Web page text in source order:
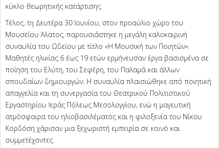
κύκλο θεωρητικής κατάρτισης.
Τέλος, τη Δευτέρα 30 Ιουνίου, στον προαύλιο χώρο του
Μουσείου Άλατος, παρουσιάστηκε η μεγάλη καλοκαιρινή
συναυλία του Ωδείου με τίτλο «Η Μουσική των Ποιητών».
Μαθητές ηλικίας 6 έως 19 ετών ερμήνευσαν έργα βασισμένα σε
ποίηση του Ελύτη, του Σεφέρη, του Παλαμά και άλλων
σπουδαίων δημιουργών. Η συναυλία πλαισιώθηκε από ποιητική
απαγγελία και τη συνεργασία του Θεατρικού Πολιτιστικού
Εργαστηρίου Ιεράς Πόλεως Μεσολογγίου, ενώ η μαγευτική
ατμόσφαιρα του ηλιοβασιλέματος και η φιλοξενία του Νίκου
Κορδόση χάρισαν μια ξεχωριστή εμπειρία σε κοινό και
συμμετέχοντες.